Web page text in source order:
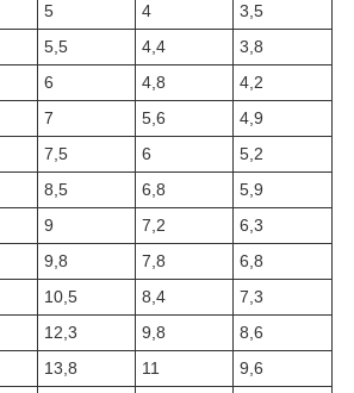
5 4
3,5
5,5 4,4
3,8
6 4,8
4,2
7 5,6
4,9
7,5 6
5,2
8,5 6,8
5,9
9 7,2
6,3
9,8 7,8
6,8
10,5 8,4
7,3
12,3 9,8
8,6
13,8 11
9,6